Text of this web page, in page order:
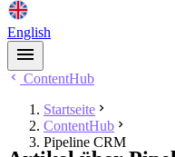
English
ContentHub
Startseite
ContentHub
Pipeline CRM